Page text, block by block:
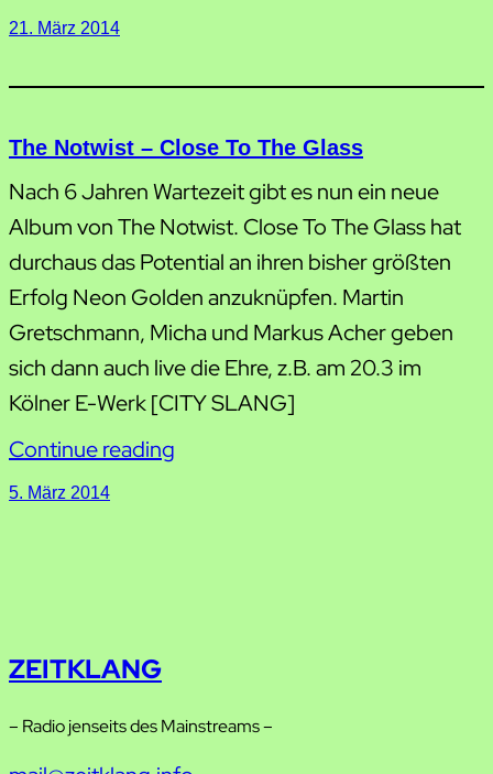
21. März 2014
The Notwist – Close To The Glass
Nach 6 Jahren Wartezeit gibt es nun ein neue
Album von The Notwist. Close To The Glass hat
durchaus das Potential an ihren bisher größten
Erfolg Neon Golden anzuknüpfen. Martin
Gretschmann, Micha und Markus Acher geben
sich dann auch live die Ehre, z.B. am 20.3 im
Kölner E-Werk [CITY SLANG]
Continue reading
5. März 2014
ZEITKLANG
– Radio jenseits des Mainstreams –